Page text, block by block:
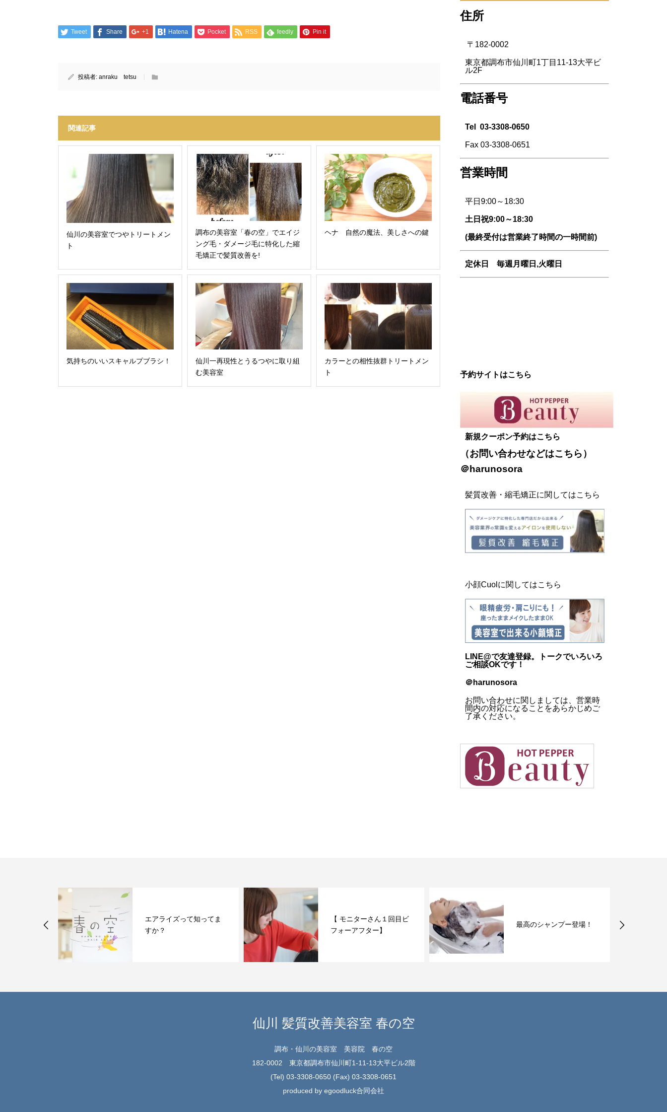
Tweet Share +1 Hatena Pocket RSS feedly Pin it
投稿者: anraku tetsu
関連記事
仙川の美容室でつやトリートメン
ト
調布の美容室「春の空」でエイジ
ング毛・ダメージ毛に特化した縮
毛矯正で髪質改善を!
ヘナ 自然の魔法、美しさへの鍵
気持ちのいいスキャルプブラシ！
仙川一再現性とうるつやに取り組
む美容室
カラーとの相性抜群トリートメン
ト
住所
〒182-0002
東京都調布市仙川町1丁目11-13大平ビ
ル2F
電話番号
Tel 03-3308-0650
Fax 03-3308-0651
営業時間
平日9:00～18:30
土日祝9:00～18:30
(最終受付は営業終了時間の一時間前)
定休日 毎週 月曜日,火曜日
予約サイトはこちら
新規クーポン予約はこちら
（お問い合わせなどはこちら ）
＠harunosora
髪質改善・縮毛矯正に関してはこちら
小顔Cuolに関してはこちら
LINE@で友達登録。トークでいろいろ
ご相談OKです！
＠harunosora
お問い合わせに関しましては、営業時
間内の対応になることをあらかじめご
了承ください。
【 モニターさん１回目ビ
フォーアフター】
最高のシャンプー登場！
たまた福岡へ
仙川 髪質改善美容室 春の空
調布・仙川の美容室 美容院 春の空
182-0002 東京都調布市仙川町1-11-13大平ビル2階
(Tel) 03-3308-0650 (Fax) 03-3308-0651
produced by egoodluck合同会社